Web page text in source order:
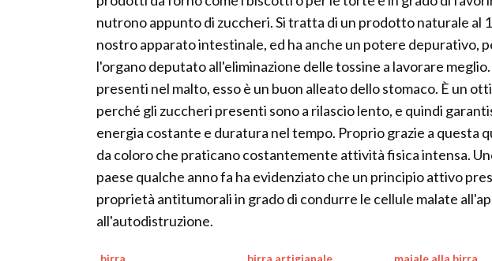
nutrono appunto di zuccheri. Si tratta di un prodotto naturale al
nostro apparato intestinale, ed ha anche un potere depurativo,
l'organo deputato all'eliminazione delle tossine a lavorare
presenti nel malto, esso è un buon alleato dello stomaco. È un
perché gli zuccheri presenti sono a rilascio lento, e quindi
energia costante e duratura nel tempo. Proprio grazie a questa
da coloro che praticano costantemente attività fisica intensa.
paese qualche anno fa ha evidenziato che un principio attivo
proprietà antitumorali in grado di condurre le cellule malate
all'autodistruzione.